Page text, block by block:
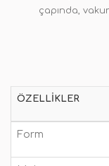
çapında,
ÖZELLIKLER
Form